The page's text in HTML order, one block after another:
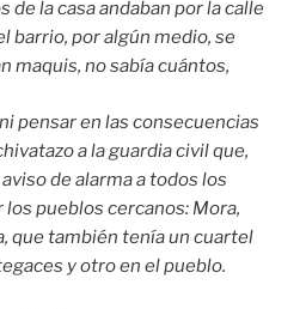
de la casa andaban por la calle
barrio, por algún medio, se
maquis, no sabía cuántos,
pensar en las consecuencias
a la guardia civil que,
de alarma a todos los
pueblos cercanos: Mora,
que también tenía un cuartel
y otro en el pueblo.